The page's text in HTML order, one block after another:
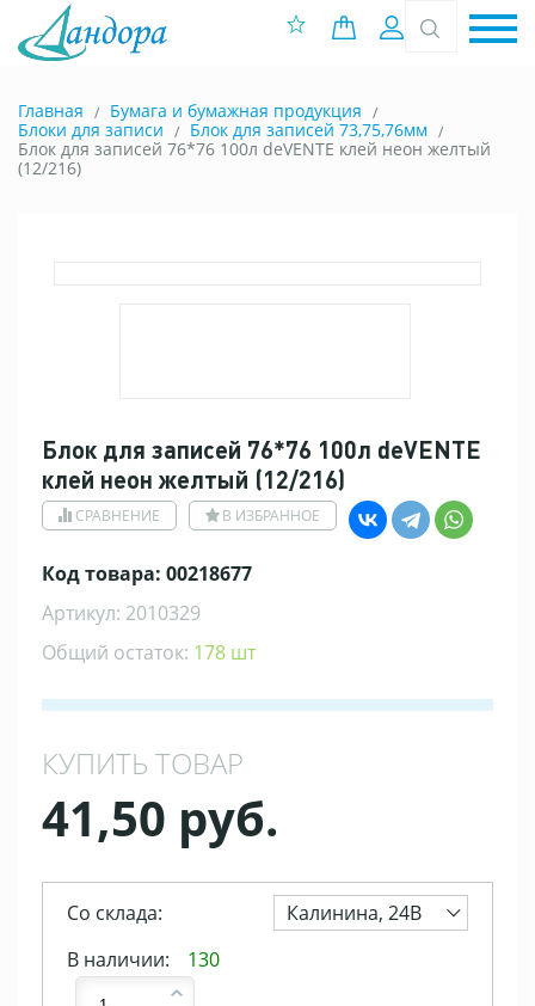
0 позиций
Вход
Главная
Бумага и бумажная продукция
Блоки для записи
Блок для записей 73,75,76мм
Блок для записей 76*76 100л deVENTE клей неон желтый
(12/216)
Блок для записей 76*76 100л deVENTE
клей неон желтый (12/216)
СРАВНЕНИЕ В ИЗБРАННОЕ
Код товара: 00218677
Артикул: 2010329
Общий остаток: 178 шт
КУПИТЬ ТОВАР
41,50 руб.
Со склада:
Калинина, 24В
В наличии:
130